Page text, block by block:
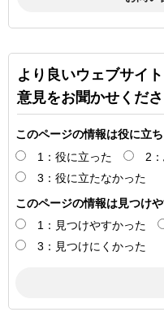
より良いウェブサイ
意見をお聞かせくだ
このページの情報は役に立
1：役に立った
2
3：役に立たなかった
このページの情報は見つけ
1：見つけやすかった
3：見つけにくかった